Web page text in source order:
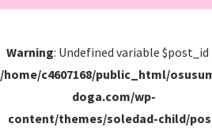
Warning: Undefined variable $post_id
/home/c4607168/public_html/
doga.com/wp-
content/themes/soledad-child/